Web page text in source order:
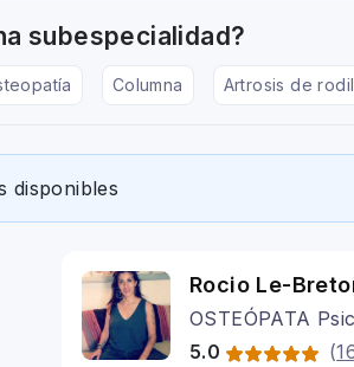
subespecialidad?
Columna Artrosis de
disponibles
Rocio Le-
OSTEÓPATA
5.0
(